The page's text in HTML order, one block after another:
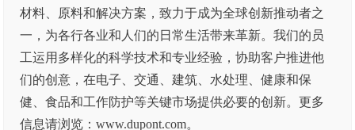
材料、原料和解决方案，致力于成为全球创新推动者之
一，为各行各业和人们的日常生活带来革新。我们的员
工运用多样化的科学技术和专业经验，协助客户推进他
们的创意，在电子、交通、建筑、水处理、健康和保
健、食品和工作防护等关键市场提供必要的创新。更多
信息请浏览：www.dupont.com。